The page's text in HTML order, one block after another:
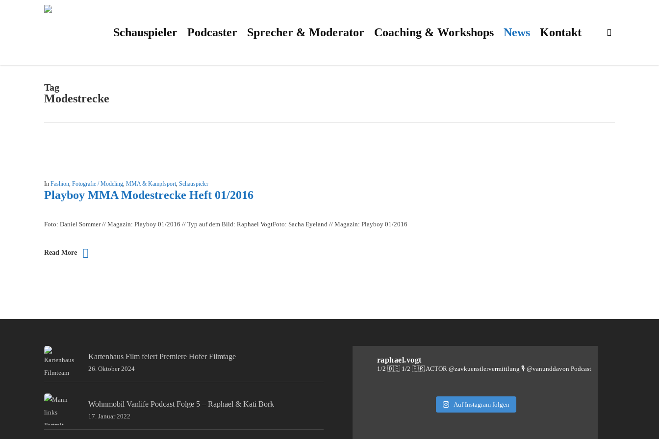
Schauspieler Podcaster Sprecher & Moderator Coaching & Workshops News Kontakt
Tag
Modestrecke
In Fashion, Fotografie / Modeling, MMA & Kampfsport, Schauspieler
Playboy MMA Modestrecke Heft 01/2016
Foto: Daniel Sommer // Magazin: Playboy 01/2016 // Typ auf dem Bild: Raphael VogtFoto: Sacha Eyeland // Magazin: Playboy 01/2016
Read More
Kartenhaus Film feiert Premiere Hofer Filmtage
26. Oktober 2024
Wohnmobil Vanlife Podcast Folge 5 – Raphael & Kati Bork
17. Januar 2022
raphael.vogt
1/2 🇩🇪 1/2 🇫🇷 ACTOR @zavkuenstlervermittlung 🎙️ @vanunddavon Podcast
Auf Instagram folgen